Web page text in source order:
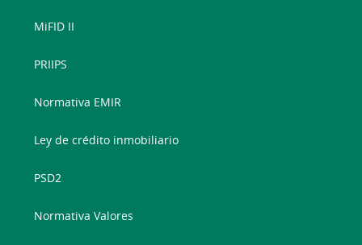
MiFID II
PRIIPS
Normativa EMIR
Ley de crédito inmobiliario
PSD2
Normativa Valores